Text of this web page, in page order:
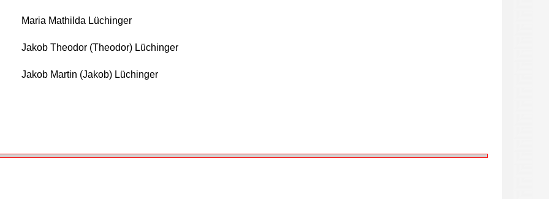
Maria Mathilda Lüchinger
Jakob Theodor (Theodor) Lüchinger
Jakob Martin (Jakob) Lüchinger